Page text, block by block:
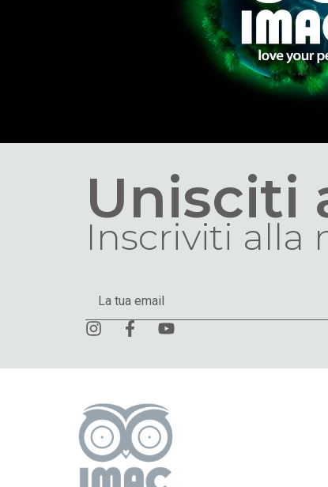
Unisciti
Inscriviti alla